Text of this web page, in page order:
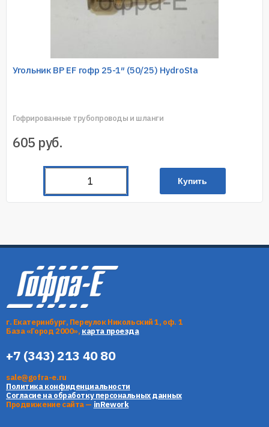
Угольник ВР EF гофр 25-1″ (50/25) HydroSta
Гофрированные трубопроводы и шланги
605 руб.
Купить
г. Екатеринбург, Переулок Никольский 1, оф. 1
База «Город 2000», карта проезда
+7 (343) 213 40 80
sale@gofra-e.ru
Политика конфиденциальности
Согласие на обработку персональных данных
Продвижение сайта — inRework